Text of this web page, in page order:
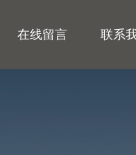
在线留言 联系